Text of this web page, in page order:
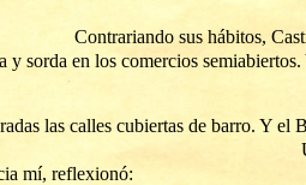
hábitos,
sorda en los comercios semiabiertos.
las calles cubiertas de barro. Y el
emponchada.
mí, reflexionó: